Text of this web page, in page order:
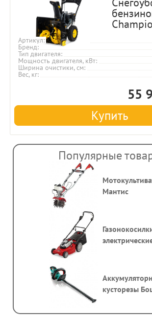
Артикул
Бренд
Тип двигателя
Мощность двигателя, кВт
Ширина очистики, см
Вес, кг
55
Купить
Популярные
Мантис
кусторезы